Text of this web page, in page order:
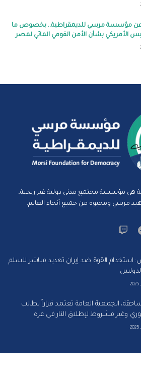
عن مؤسسة مرسي للديمقراطية.. بخصوص ما
الأمريكي بشأن الأمن القومي المائي لمصر
مؤسسة مجتمع مدني دولية غير ربحية،
مرسي ومحبوه من جميع أنحاء العالم.
استخدام القوة ضد إيران تهديد مباشر للسلم
ساحقة، الجمعية العامة تعتمد قراراً يطالب
وغير مشروط لإطلاق النار في غزة